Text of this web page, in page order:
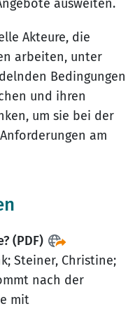
ausweiten.
Akteure, die
arbeiten, unter
Bedingungen
und ihren
um sie bei der
am
(PDF)
Steiner, Christine;
nach der
mit